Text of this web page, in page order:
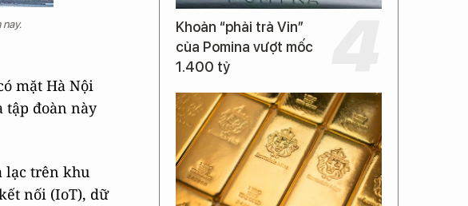
mặt Hà Nội
tập đoàn này
lạc trên khu
nối (IoT), dữ
Khoản “phải trả Vin”
của Pomina vượt mốc
1.400 tỷ